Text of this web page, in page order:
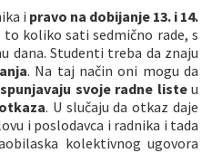
i pravo na dobijanje 13. i 14.
koliko sati sedmično rade, s
dana. Studenti treba da znaju
. Na taj način oni mogu da
svoje radne listeu
. U slučaju da otkaz daje
i poslodavca i radnika i tada
kolektivnog ugovora